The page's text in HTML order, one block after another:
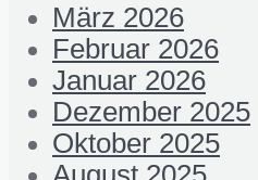
März 2026
Februar 2026
Januar 2026
Dezember 2025
Oktober 2025